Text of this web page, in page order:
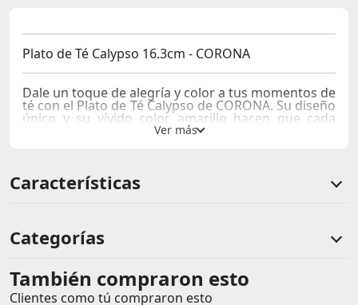
Plato de Té Calypso 16.3cm - CORONA
Dale un toque de alegría y color a tus momentos de
té con el Plato de Té Calypso de CORONA. Su diseño
único y su vívido color amarillo hacen que cada
Resalta tus Alimentos:
Este plato no solo sirve para
toque de estilo a tu presentación de alimentos.
Porcelana de Calidad:Fabricado con porcelana de
Características
Categorías
Comentarios de clientes
También compraron esto
Clientes como tú compraron esto